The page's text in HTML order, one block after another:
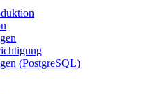
(PostgreSQL)